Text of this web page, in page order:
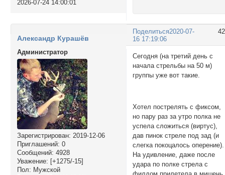
2026-07-24 14:00:01
Поделиться2020-07-
16 17:19:06
Александр Курашёв
Администратор
Зарегистрирован: 2019-12-06
Приглашений: 0
Сообщений: 4928
Уважение: [+1275/-15]
Пол: Мужской
Сегодня (на третий день с
начала стрельбы на 50 м)
группы уже вот такие.
Хотел пострелять с фиксом,
но пару раз за утро полка не
успела сложиться (виртус),
дав пинок стреле под зад (и
слегка покоцалось оперение).
На удивление, даже после
удара по полке стрела с